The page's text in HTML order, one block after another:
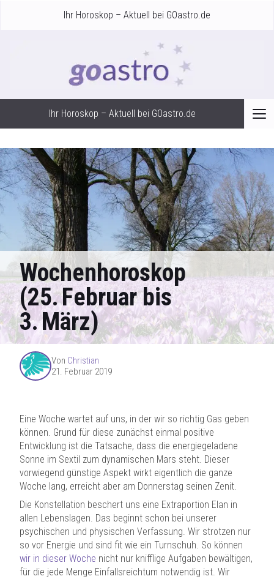
Ihr Horoskop – Aktuell bei GOastro.de
Ihr Horoskop – Aktuell bei GOastro.de
Wochenhoroskop
(25. Februar bis
3. März)
Von Christian
21. Februar 2019
Eine Woche wartet auf uns, in der wir so richtig Gas geben
können. Grund für diese zunächst einmal positive
Entwicklung ist die Tatsache, dass die energiegeladene
Sonne im Sextil zum dynamischen Mars steht. Dieser
vorwiegend günstige Aspekt wirkt eigentlich die ganze
Woche lang, erreicht aber am Donnerstag seinen Zenit.
Die Konstellation beschert uns eine Extraportion Elan in
allen Lebenslagen. Das beginnt schon bei unserer
psychischen und physischen Verfassung. Wir strotzen nur
so vor Energie und sind fit wie ein Turnschuh. So können
wir in dieser Woche nicht nur knifflige Aufgaben bewältigen,
für die jede Menge Einfallsreichtum notwendig ist. Wir